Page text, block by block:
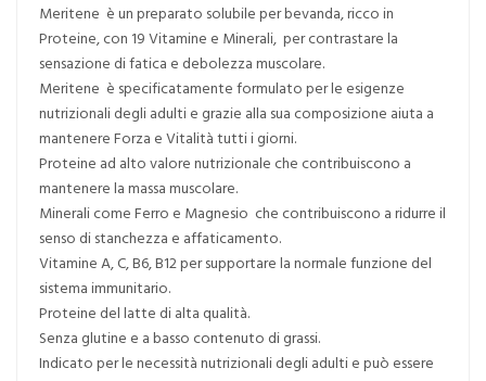
Meritene è un preparato solubile per bevanda, ricco in
Proteine, con 19 Vitamine e Minerali, per contrastare la
sensazione di fatica e debolezza muscolare.
Meritene è specificatamente formulato per le esigenze
nutrizionali degli adulti e grazie alla sua composizione aiuta a
mantenere Forza e Vitalità tutti i giorni.
Proteine ad alto valore nutrizionale che contribuiscono a
mantenere la massa muscolare.
Minerali come Ferro e Magnesio che contribuiscono a ridurre il
senso di stanchezza e affaticamento.
Vitamine A, C, B6, B12 per supportare la normale funzione del
sistema immunitario.
Proteine del latte di alta qualità.
Senza glutine e a basso contenuto di grassi.
Indicato per le necessità nutrizionali degli adulti e può essere